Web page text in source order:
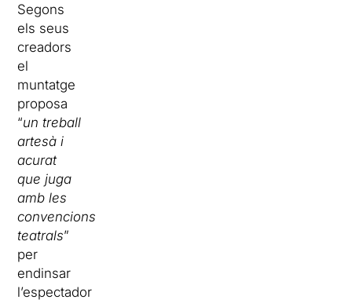
Segons
els seus
creadors
el
muntatge
proposa
“un treball
artesà i
acurat
que juga
amb les
convencions
teatrals”
per
endinsar
l’espectador